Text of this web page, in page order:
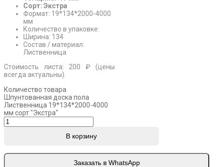
Сорт: Экстра
Формат: 19*134*2000-4000
мм
Количество в упаковке:
Ширина: 134
Состав / материал:
Лиственница
Стоимость листа: 200 ₽ (цены
всегда актуальны).
Количество товара
Шпунтованная доска пола
Лиственница 19*134*2000-4000
мм сорт "Экстра"
В корзину
Заказать в WhatsApp